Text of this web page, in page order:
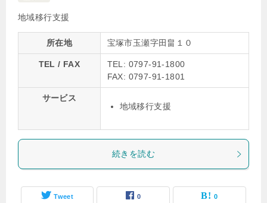
地域移行支援
所在地 宝塚市玉瀬字田畠１０
TEL / FAX
TEL: 0797-91-1800
FAX: 0797-91-1801
サービス
地域移行支援
続きを読む
Tweet 0 0